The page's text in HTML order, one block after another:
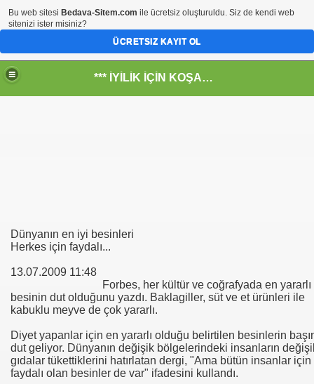
*** İYİLİK İÇİN KOŞANLARIN YERİ***
Dünyanın en iyi besinleri
Herkes için faydalı...
13.07.2009 11:48
Forbes, her kültür ve coğrafyada en yararlı
besinin dut olduğunu yazdı. Baklagiller, süt ve et ürünleri ile
kabuklu meyve de çok yararlı.
Diyet yapanlar için en yararlı olduğu belirtilen besinlerin
dut geliyor. Dünyanın değişik bölgelerindeki insanların
gıdalar tükettiklerini hatırlatan dergi, "Ama bütün insanlar için
faydalı olan besinler de var" ifadesini kullandı.
- HİDROJEN ENERJİ MRK *NASIL ENGELLENDİ* !!!
-Engellenen Mühendis !!!
Halal Food
Bu web sitesi Bedava-Sitem.com ile ücretsiz oluşturuldu. Siz de kendi web
sitenizi ister misiniz?
ÜCRETSIZ KAYIT OL